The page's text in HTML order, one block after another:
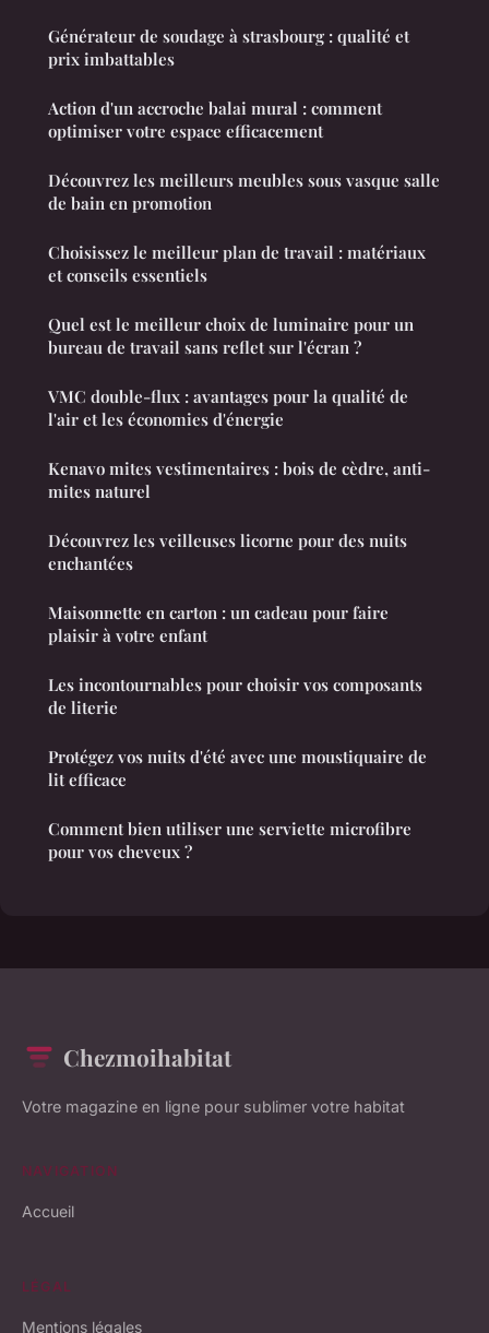
Générateur de soudage à strasbourg : qualité et
prix imbattables
Action d'un accroche balai mural : comment
optimiser votre espace efficacement
Découvrez les meilleurs meubles sous vasque salle
de bain en promotion
Choisissez le meilleur plan de travail : matériaux
et conseils essentiels
Quel est le meilleur choix de luminaire pour un
bureau de travail sans reflet sur l'écran ?
VMC double-flux : avantages pour la qualité de
l'air et les économies d'énergie
Kenavo mites vestimentaires : bois de cèdre, anti-
mites naturel
Découvrez les veilleuses licorne pour des nuits
enchantées
Maisonnette en carton : un cadeau pour faire
plaisir à votre enfant
Les incontournables pour choisir vos composants
de literie
Protégez vos nuits d'été avec une moustiquaire de
lit efficace
Comment bien utiliser une serviette microfibre
pour vos cheveux ?
Chezmoihabitat
Votre magazine en ligne pour sublimer votre habitat
NAVIGATION
Accueil
LÉGAL
Mentions légales